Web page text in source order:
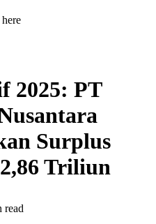
2025: PT
Surplus
Triliun
read